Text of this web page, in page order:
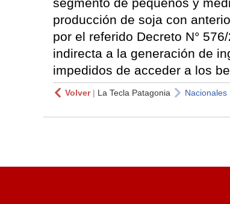
producción de soja con
por el referido Decreto N°
indirecta a la generación de
impedidos de acceder a los
Volver| La Tecla Patagonia Nacionales